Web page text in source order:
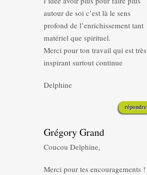
autour de soi c’est là le sens
profond de l’enrichissement tant
matériel que spirituel.
Merci pour ton travail qui est très
inspirant surtout continue
Delphine
répondre
Grégory Grand
Coucou Delphine,
Merci pour tes encouragements !